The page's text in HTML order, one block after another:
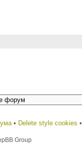
• Delete style cookies
Group